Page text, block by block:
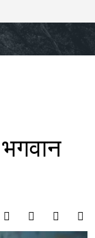
लाइफस्टाइल